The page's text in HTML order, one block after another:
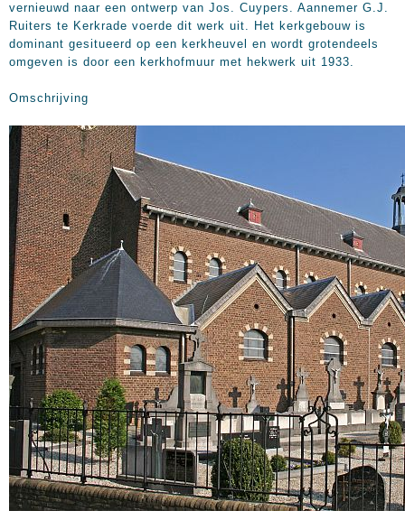
vernieuwd naar een ontwerp van Jos. Cuypers. Aannemer G.J.
Ruiters te Kerkrade voerde dit werk uit. Het kerkgebouw is
dominant gesitueerd op een kerkheuvel en wordt grotendeels
omgeven is door een kerkhofmuur met hekwerk uit 1933.
Omschrijving